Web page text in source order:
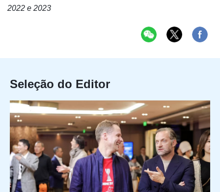
2022 e 2023
Seleção do Editor